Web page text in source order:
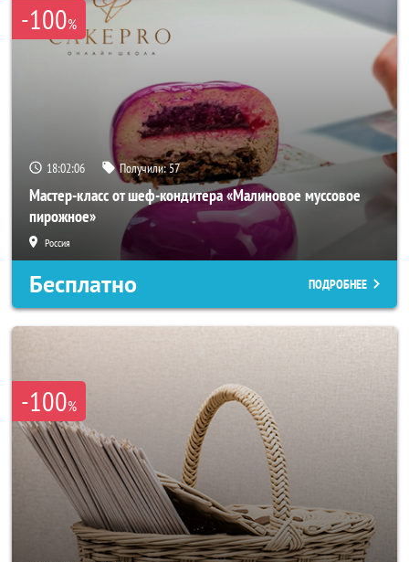
-100%
18:02:05 Получили:57
Мастер-класс от шеф-кондитера «Малиновое муссовое
пирожное»
Россия
Бесплатно ПОДРОБНЕЕ
-100%